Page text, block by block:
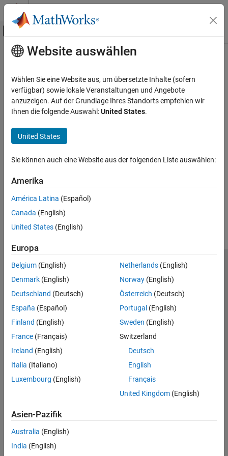
Weiter zum Inhalt
Umschaltung für Off-Canvas-
Startseite der Dokumentation
Hauptinhalt
How useful was this information?
Website auswählen
Wählen Sie eine Website aus, um übersetzte Inhalte (sofern
verfügbar) sowie lokale Veranstaltungen und Angebote
anzuzeigen. Auf der Grundlage Ihres Standorts empfehlen wir
Ihnen die folgende Auswahl:United States.
United States
Sie können auch eine Website aus der folgenden Liste auswählen:
Amerika
América Latina (Español)
Canada (English)
United States (English)
Europa
Belgium (English)
Denmark (English)
Deutschland (Deutsch)
España (Español)
Finland (English)
France (Français)
Ireland (English)
Italia (Italiano)
Luxembourg (English)
Netherlands(English)
Norway(English)
Österreich (Deutsch)
Portugal (English)
Sweden (English)
Switzerland
Deutsch
English
Français
United Kingdom(English)
Asien-Pazifik
Australia (English)
India (English)
Trust Center
Datenschutz-Richtlinien
Datendiebstahl verhindern
Status von Anwendungen
© 1994-2026 The MathWorks, Inc.
Website auswählen
Deutschland